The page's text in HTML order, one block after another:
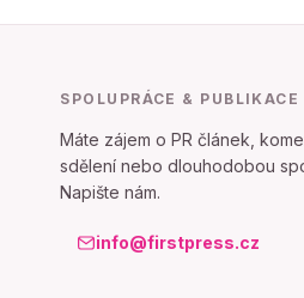
SPOLUPRÁCE & PUBLIKACE
Máte zájem o PR článek,
sdělení nebo dlouhodobou
Napište nám.
info@firstpress.cz